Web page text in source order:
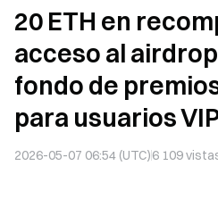
20 ETH en
acceso al
fondo de
para usuarios
2026-05-07 06:54 (UTC)6 109